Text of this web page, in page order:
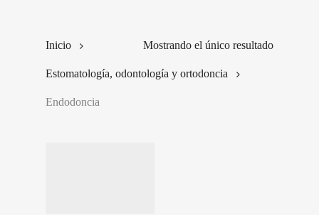
Mostrando el único resultado
Inicio
Estomatología, odontología y ortodoncia
Endodoncia